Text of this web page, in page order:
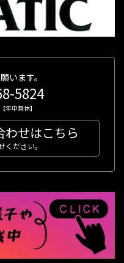
います。
5824
年中無休】
わせはこちら
ください。